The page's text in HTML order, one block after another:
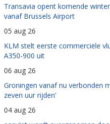
Transavia opent komende
vanaf Brussels Airport
05 aug 26
KLM stelt eerste commerciële
A350-900 uit
06 aug 26
Groningen vanaf nu verbonden
zeven uur rijden'
04 aug 26